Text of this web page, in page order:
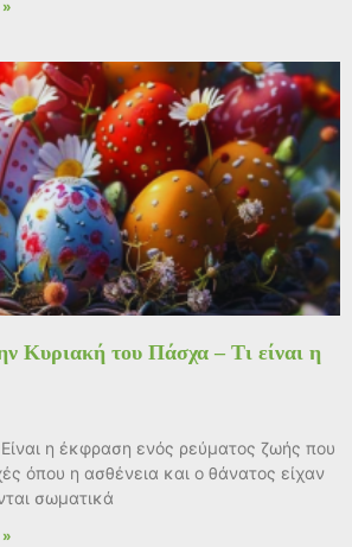
Κυριακή του Πάσχα – Τι είναι η
η έκφραση ενός ρεύματος ζωής που
όπου η ασθένεια και ο θάνατος είχαν
σωματικά